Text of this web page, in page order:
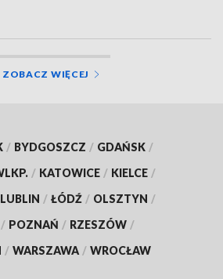
ZOBACZ WIĘCEJ
/ BYDGOSZCZ / GDAŃSK /
/ KATOWICE / KIELCE /
LUBLIN / ŁÓDŹ / OLSZTYN /
/ POZNAŃ / RZESZÓW /
/ WARSZAWA / WROCŁAW